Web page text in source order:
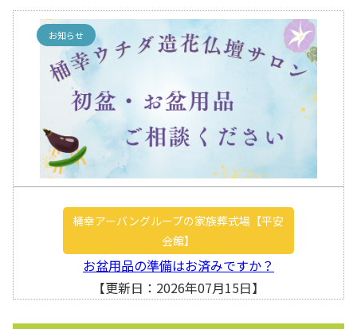
お知らせ
桶幸アーバングループの家族葬式場【平安
会館】
お盆用品の準備はお済みですか？
【更新日：2026年07月15日】